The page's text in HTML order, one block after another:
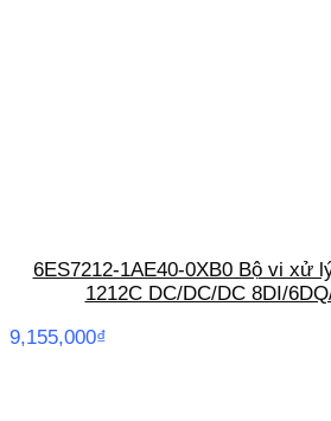
6ES7212-1AE40-0XB0 Bộ vi xử
1212C DC/DC/DC 8DI/
9,155,000₫